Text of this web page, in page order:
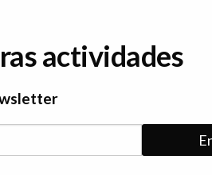
actividades